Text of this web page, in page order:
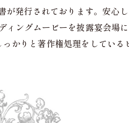
発行されております。安心
ングムービーを披露宴会場
かりと著作権処理をしている